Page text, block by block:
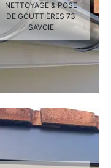
NETTOYAGE & POSE
DE GOUTTIÈRES 73
SAVOIE